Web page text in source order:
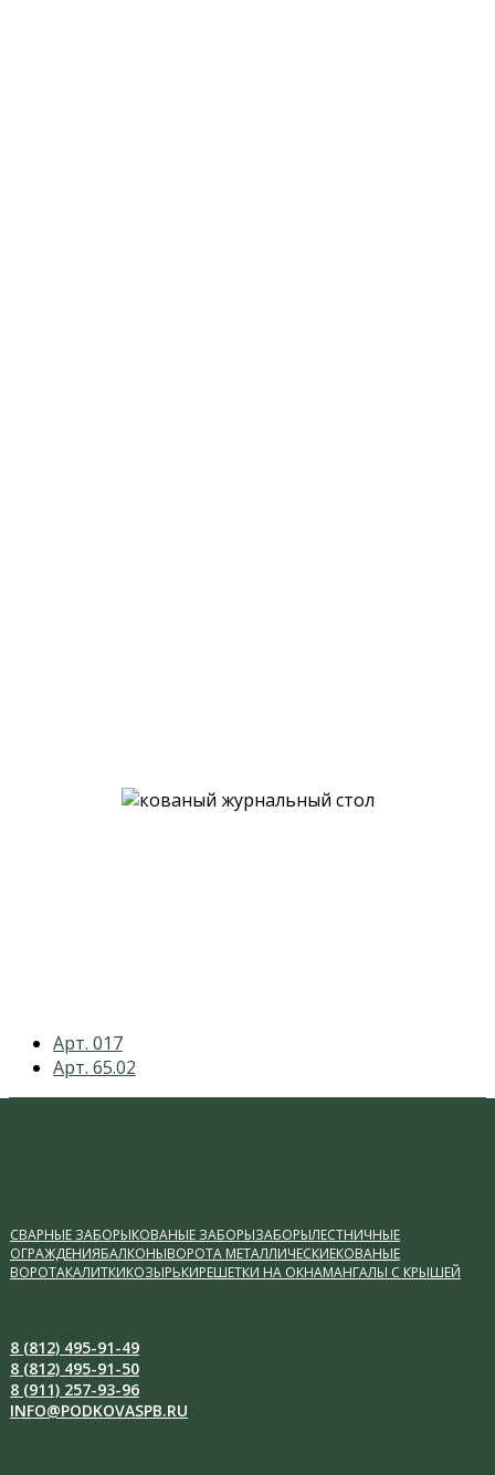
previous
post:
Арт. 017
next
post:
Арт. 65.02
СВАРНЫЕ ЗАБОРЫКОВАНЫЕ ЗАБОРЫЗАБОРЫЛЕСТНИЧНЫЕ
ОГРАЖДЕНИЯБАЛКОНЫВОРОТА МЕТАЛЛИЧЕСКИЕКОВАНЫЕ
ВОРОТАКАЛИТКИКОЗЫРЬКИРЕШЕТКИ НА ОКНАМАНГАЛЫ С КРЫШЕЙ
8 (812) 495-91-49
8 (812) 495-91-50
8 (911) 257-93-96
INFO@PODKOVASPB.RU